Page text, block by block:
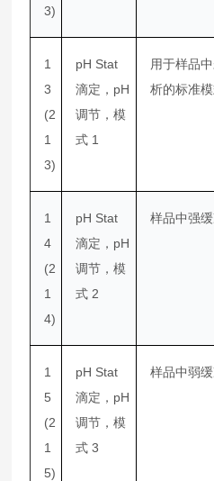
3)
1
3
(2
1
3)
pH Stat
滴定，pH
调节，模
式 1
用于样品
析的标准模
1
4
(2
1
4)
pH Stat
滴定，pH
调节，模
式 2
样品中强
1
5
(2
1
5)
pH Stat
滴定，pH
调节，模
式 3
样品中弱